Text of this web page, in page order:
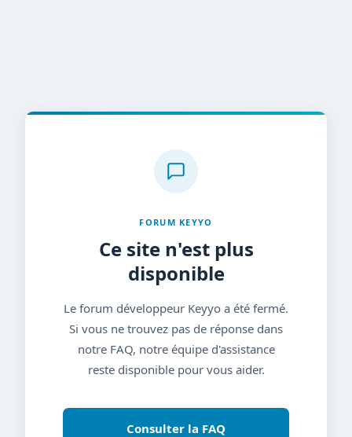
FORUM KEYYO
Ce site n'est plus
disponible
Le forum développeur Keyyo a été fermé.
Si vous ne trouvez pas de réponse dans
notre FAQ, notre équipe d'assistance
reste disponible pour vous aider.
Consulter la FAQ